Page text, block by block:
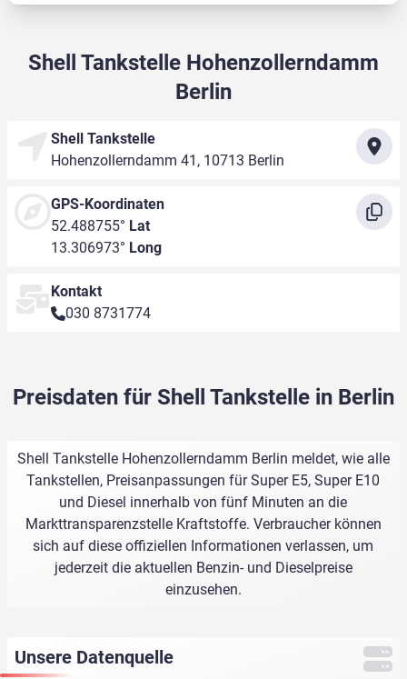
Shell Tankstelle Hohenzollerndamm
Berlin
Shell Tankstelle
Hohenzollerndamm 41, 10713 Berlin
GPS-Koordinaten
52.488755° Lat
13.306973° Long
Kontakt
030 8731774
Preisdaten für Shell Tankstelle in Berlin
Shell Tankstelle Hohenzollerndamm Berlin meldet, wie alle
Tankstellen, Preisanpassungen für Super E5, Super E10
und Diesel innerhalb von fünf Minuten an die
Markttransparenzstelle Kraftstoffe. Verbraucher können
sich auf diese offiziellen Informationen verlassen, um
jederzeit die aktuellen Benzin- und Dieselpreise
einzusehen.
Unsere Datenquelle